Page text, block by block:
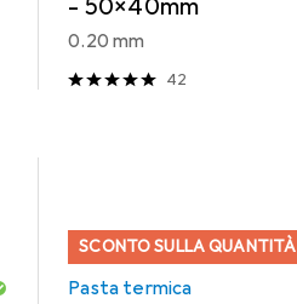
- 50x40mm
0.20 mm
42
SCONTO SULLA QUANTITÀ
Pasta termica